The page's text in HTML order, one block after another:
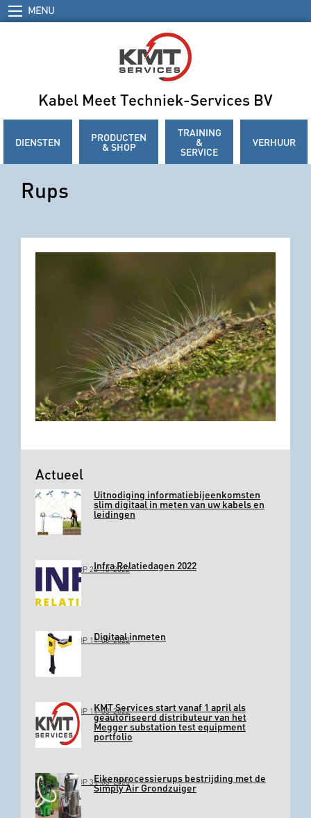
MENU
Kabel Meet Techniek-Services BV
DIENSTEN PRODUCTEN
& SHOP
TRAINING
&
SERVICE
VERHUUR
Rups
Actueel
Uitnodiging informatiebijeenkomsten
slim digitaal in meten van uw kabels en
leidingen
GEPLAATST OP 26-10-2022Infra Relatiedagen 2022
GEPLAATST OP 11-03-2022Digitaal inmeten
GEPLAATST OP 11-03-2022KMT Services start vanaf 1 april als
geautoriseerd distributeur van het
Megger substation test equipment
portfolio
GEPLAATST OP 31-03-2020Eikenprocessierups bestrijding met de
Simply Air Grondzuiger